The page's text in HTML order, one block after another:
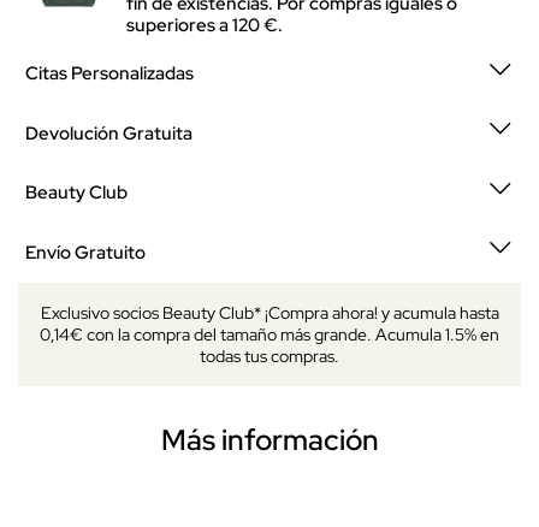
superiores a 120 €.
Citas Personalizadas
Devolución Gratuita
Beauty Club
Envío Gratuito
Exclusivo socios Beauty Club* ¡Compra ahora! y acumula hasta
0,14€ con la compra del tamaño más grande. Acumula 1.5% en
todas tus compras.
Más información